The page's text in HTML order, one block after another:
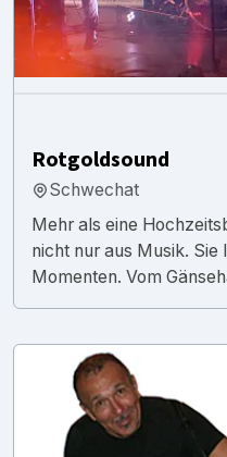
Rotgoldsound
Schwechat
Mehr als eine
nicht nur aus Musik. Sie
Momenten. Vom